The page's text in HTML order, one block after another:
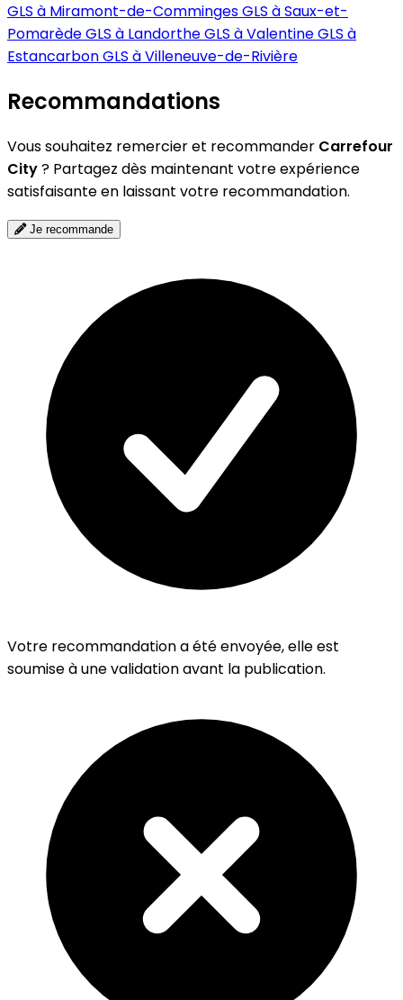
GLS à Miramont-de-CommingesGLS à Saux-et-
PomarèdeGLS à LandortheGLS à ValentineGLS à
EstancarbonGLS à Villeneuve-de-Rivière
Recommandations
Vous souhaitez remercier et recommander Carrefour
City? Partagez dès maintenant votre expérience
satisfaisante en laissant votre recommandation.
Je recommande
Votre recommandation a été envoyée, elle est
soumise à une validation avant la publication.